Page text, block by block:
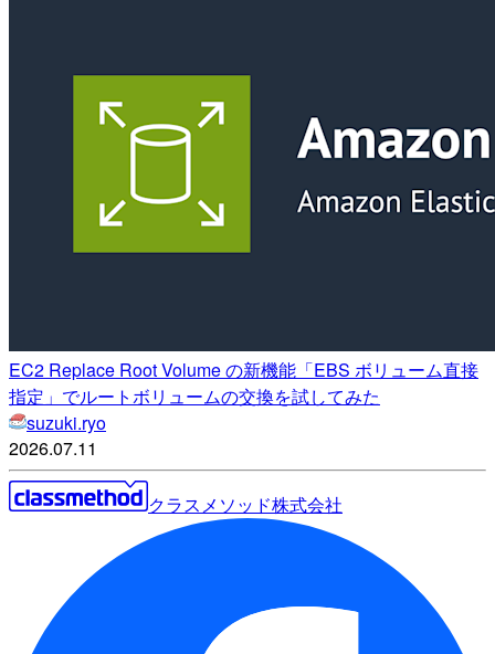
EC2 Replace Root Volume の新機能「EBS ボリューム直接
指定」でルートボリュームの交換を試してみた
suzuki.ryo
2026.07.11
クラスメソッド株式会社